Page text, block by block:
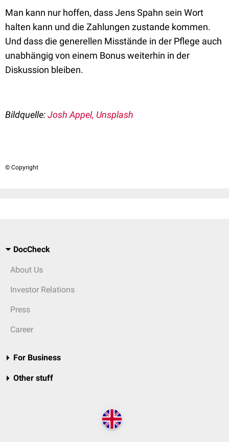
Man kann nur hoffen, dass Jens Spahn sein Wort
halten kann und die Zahlungen zustande kommen.
Und dass die generellen Misstände in der Pflege auch
unabhängig von einem Bonus weiterhin in der
Diskussion bleiben.
Bildquelle:Josh Appel, Unsplash
© Copyright
DocCheck
About Us
Investor Relations
Press
Career
For Business
Other stuff